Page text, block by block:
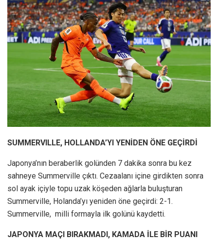
SUMMERVILLE, HOLLANDA’YI YENİDEN ÖNE GEÇİRDİ
Japonya’nın beraberlik golünden 7 dakika sonra bu kez
sahneye Summerville çıktı. Cezaalanı içine girdikten sonra
sol ayak içiyle topu uzak köşeden ağlarla buluşturan
Summerville, Holanda’yı yeniden öne geçirdi: 2-1.
Summerville, milli formayla ilk golünü kaydetti.
JAPONYA MAÇI BIRAKMADI, KAMADA İLE BİR PUANI